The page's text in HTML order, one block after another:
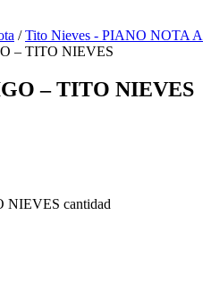
/Tito Nieves - PIANO NOTA A
– TITO NIEVES
– TITO NIEVES
cantidad